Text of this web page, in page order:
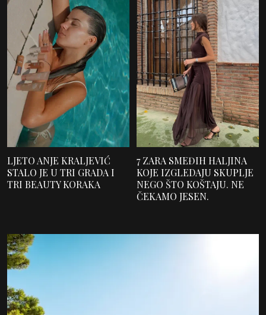
LJETO ANJE KRALJEVIĆ
STALO JE U TRI GRADA I
TRI BEAUTY KORAKA
7 ZARA SMEĐIH HALJINA
KOJE IZGLEDAJU SKUPLJE
NEGO ŠTO KOŠTAJU. NE
ČEKAMO JESEN.